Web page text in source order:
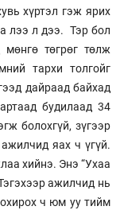
хүртэл гэж ярих
лээ л дээ. Тэр бол
мөнгө төгрөг төлж
тархи толгойг
дайраад байхад
будилаад 34
болохгүй, зүгээр
яах ч үгүй.
хийнэ. Энэ “Ухаа
ажилчид нь
ч юм уу тийм